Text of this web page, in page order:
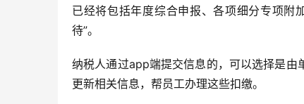
已经将包括年度综合申报、各项细分专项附
待”。
纳税人通过app端提交信息的，可以选择是
更新相关信息，帮员工办理这些扣缴。